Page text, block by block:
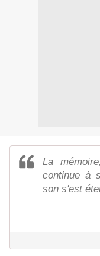
La
continue à
son s'est